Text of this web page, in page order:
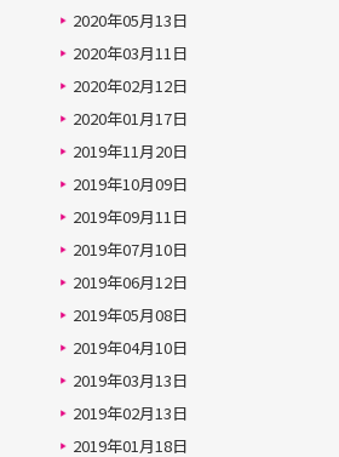
2020年05月13日
2020年03月11日
2020年02月12日
2020年01月17日
2019年11月20日
2019年10月09日
2019年09月11日
2019年07月10日
2019年06月12日
2019年05月08日
2019年04月10日
2019年03月13日
2019年02月13日
2019年01月18日